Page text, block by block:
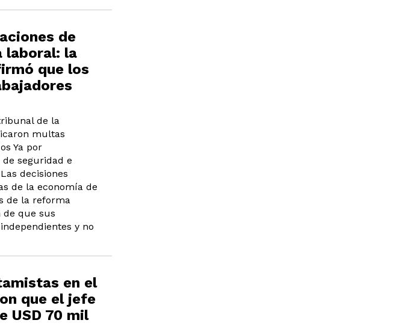
de
laboral: la
que los
de la
multas
Ya por
seguridad e
decisiones
de la economía de
de la reforma
que sus
y no
en el
que el jefe
USD 70 mil